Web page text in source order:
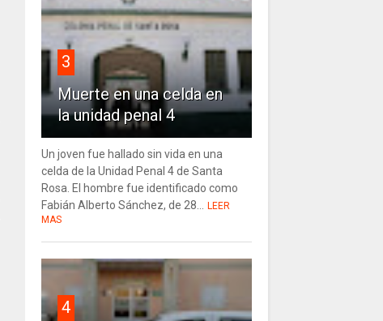
3
Muerte en una celda en
la unidad penal 4
Un joven fue hallado sin vida en una
celda de la Unidad Penal 4 de Santa
Rosa. El hombre fue identificado como
Fabián Alberto Sánchez, de 28... LEER
MAS
4